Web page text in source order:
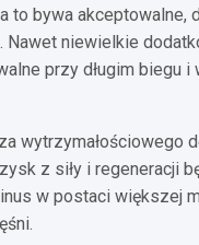
to bywa akceptowalne,
Nawet niewielkie
przy długim biegu i
wytrzymałościowego
z siły i regeneracji
w postaci większej